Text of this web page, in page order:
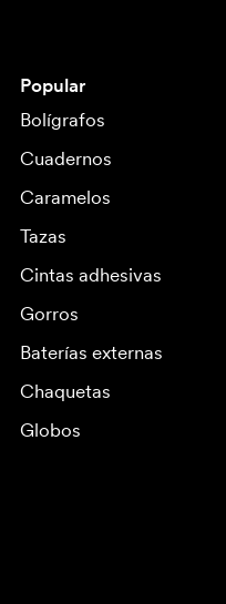
Popular
Bolígrafos
Cuadernos
Caramelos
Tazas
Cintas adhesivas
Gorros
Baterías externas
Chaquetas
Globos